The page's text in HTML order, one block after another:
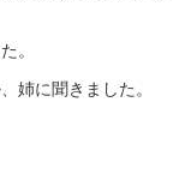
。
姉に聞きました。